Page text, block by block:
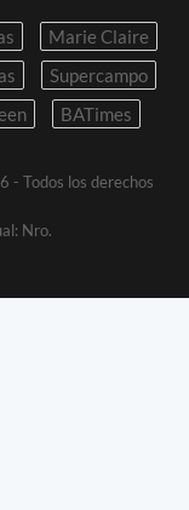
Marie Claire
Supercampo
BATimes
- Todos los derechos
Nro.